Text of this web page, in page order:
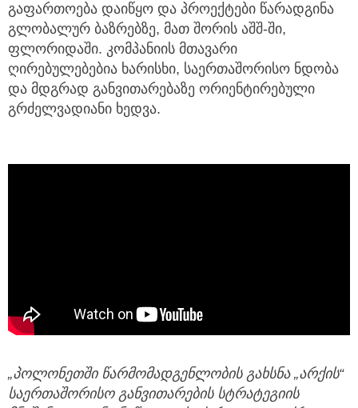
გაფართოება დაიწყო და პროექტები წარადგინა
გლობალურ ბაზრებზე, მათ შორის აშშ-ში,
ფლორიდაში. კომპანიის მთავარი
ღირებულებებია ხარისხი, საერთაშორისო ნდობა
და მდგრად განვითარებაზე ორიენტირებული
გრძელვადიანი ხედვა.
„პოლონეთში წარმომადგენლობის გახსნა„არქის“
საერთაშორისო განვითარების სტრატეგიის